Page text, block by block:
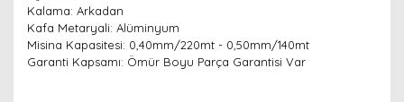
Kalama: Arkadan
Kafa Metaryali: Alüminyum
Misina Kapasitesi: 0,40mm/220mt - 0,50mm/140mt
Garanti Kapsamı: Ömür Boyu Parça Garantisi Var